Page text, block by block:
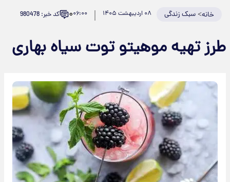
خانه>سبک زندگی ۰۸ اردیبهشت ۱۴۰۵ ۰۶:۰۰۰ کد خبر: 980478
طرز تهیه موهیتو توت سیاه بهاری